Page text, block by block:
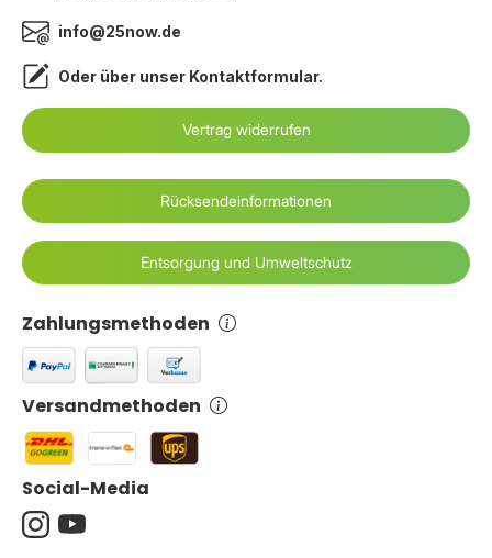
info@25now.de
Oder über unser Kontaktformular.
Vertrag widerrufen
Zahlungsmethoden
Versandmethoden
Rücksendeinformationen
Entsorgung und Umweltschutz
Social-Media